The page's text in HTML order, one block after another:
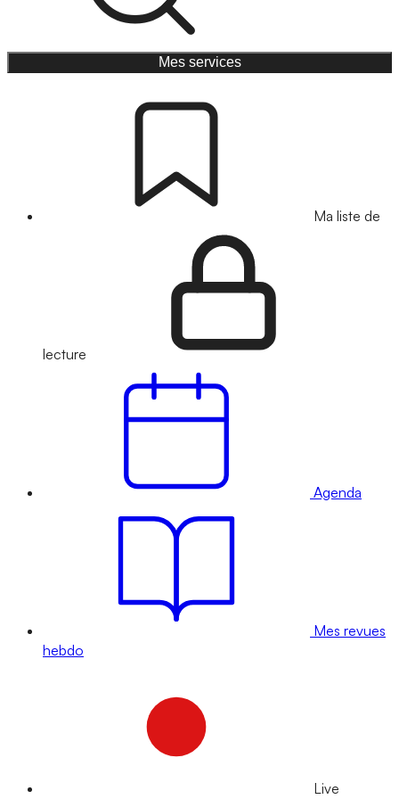
Mes services
Ma liste de
lecture
Agenda
Mes revues
hebdo
Live